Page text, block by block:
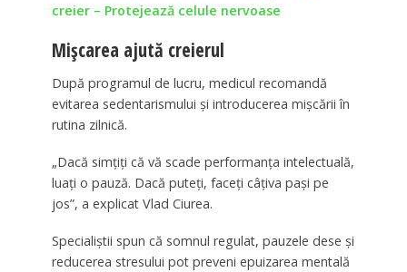
creier – Protejează celule nervoase
Mișcarea ajută creierul
După programul de lucru, medicul recomandă
evitarea sedentarismului și introducerea mișcării în
rutina zilnică.
„Dacă simțiți că vă scade performanța intelectuală,
luați o pauză. Dacă puteți, faceți câțiva pași pe
jos”, a explicat Vlad Ciurea.
Specialiștii spun că somnul regulat, pauzele dese și
reducerea stresului pot preveni epuizarea mentală